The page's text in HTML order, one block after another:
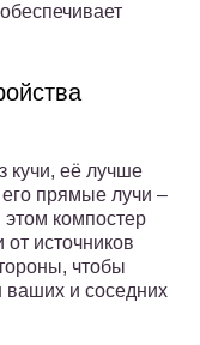
кучи, её лучше
прямые лучи –
компостер
источников
чтобы
ваших и соседних